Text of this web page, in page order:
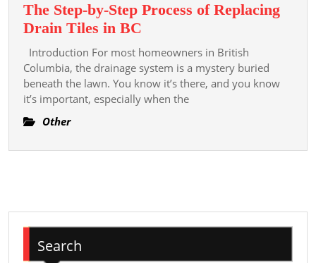
The Step-by-Step Process of Replacing
Drain Tiles in BC
by-
Step
Process
Drain
BC
Introduction For most homeowners in British
Columbia, the drainage system is a mystery buried
beneath the lawn. You know it’s there, and you know
it’s important, especially when the
Other
Search